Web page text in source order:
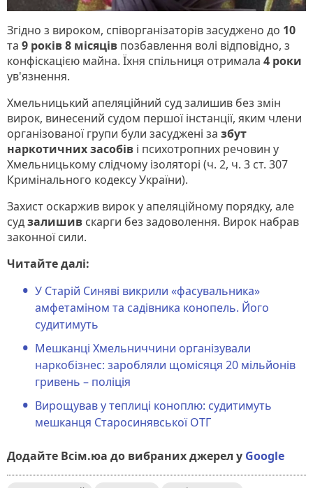
Згідно з вироком, співорганізаторів засуджено до 10
та 9 років 8 місяців позбавлення волі відповідно, з
конфіскацією майна. Їхня спільниця отримала 4 роки
ув'язнення.
Хмельницький апеляційний суд залишив без змін
вирок, винесений судом першої інстанції, яким члени
організованої групи були засуджені за збут
наркотичних засобів і психотропних речовин у
Хмельницькому слідчому ізоляторі (ч. 2, ч. 3 ст. 307
Кримінального кодексу України).
Захист оскаржив вирок у апеляційному порядку, але
судзалишив скарги без задоволення. Вирок набрав
законної сили.
Читайте далі:
У Старій Синяві викрили «фасувальника»
амфетаміном та садівника конопель. Його
судитимуть
Мешканці Хмельниччини організували
наркобізнес: заробляли щомісяця 20 мільйонів
гривень – поліція
Вирощував у теплиці коноплю: судитимуть
мешканця Старосинявської ОТГ
Додайте Всім.юа до вибраних джерел у Google